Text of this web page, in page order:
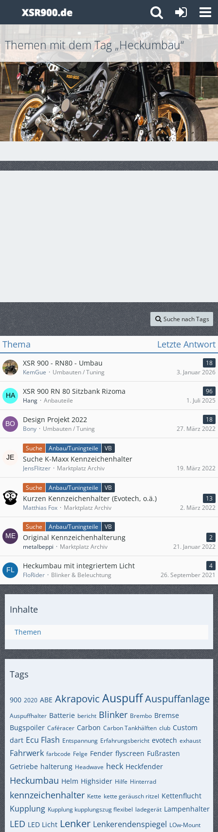
Themen mit dem Tag „Heckumbau“
Suche nach Tags
Thema Letzte Antwort
XSR 900 - RN80 - Umbau
18
KemGue
Umbauten / Tuning 3. Januar 2026
XSR 900 RN 80 Sitzbank Rizoma
96
Hang
Anbauteile 1. Juli 2025
Design Projekt 2022
18
Bony
Umbauten / Tuning 27. März 2022
Suche Anbau/Tuningteile VB
Suche K-Maxx Kennzeichenhalter
JensFlitzer Marktplatz Archiv 19. März 2022
Suche Anbau/Tuningteile VB
Kurzen Kennzeichenhalter (Evotech, o.ä.)
13
Matthias Fox
Marktplatz Archiv 2. März 2022
Suche Anbau/Tuningteile VB
Original Kennzeichenhalterung
2
metalbeppi
Marktplatz Archiv 21. Januar 2022
Heckumbau mit integriertem Licht
4
FloRider
Blinker & Beleuchtung 26. September 2021
Inhalte
Themen
Tags
900 2020 ABE Akrapovic AuspuffAuspuffanlage
Auspuffhalter Batterie bericht Blinker Brembo Bremse
Bugspoiler Caféracer Carbon Carbon Tankhälften club Custom
dart Ecu Flash Entspannung Erfahrungsbericht evotech exhaust
Fahrwerk farbcode Felge Fender flyscreen Fußrasten
Getriebe halterung Headwave heck Heckfender
Heckumbau Helm Highsider Hilfe Hinterrad
kennzeichenhalter Kette kette geräusch ritzel Kettenflucht
Kupplung Kupplung kupplungszug flexibel ladegerät Lampenhalter
LED LED Licht Lenker Lenkerendenspiegel LOw-Mount